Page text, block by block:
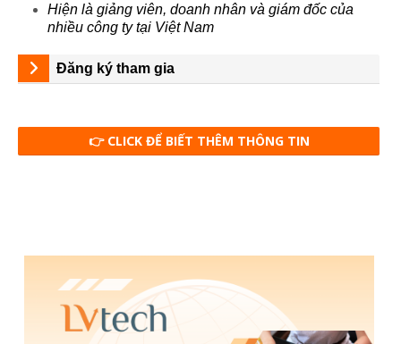
Hiện là giảng viên, doanh nhân và giám đốc của
nhiều công ty tại Việt Nam
Đăng ký tham gia
👉 CLICK ĐỂ BIẾT THÊM THÔNG TIN